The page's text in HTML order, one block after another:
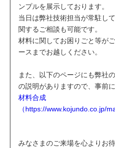
ンプルを展示しております。
当日は弊社技術担当が常駐し
関するご相談も可能です。
材料に関してお困りごと等が
ースまでお越しください。
また、以下のページにも弊社
の説明がありますので、事前
材料合成
（https://www.kojundo.co.jp/
みなさまのご来場を心よりお